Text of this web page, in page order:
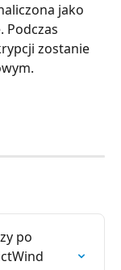
jako
Podczas
zostanie
po